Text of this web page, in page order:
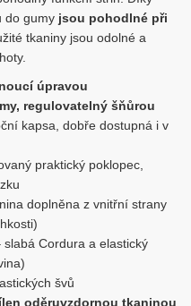
do gumy jsou pohodlné při
tkaniny jsou odolné a
úpravou
regulovatelný šňůrou
kapsa, dobře dostupná i v
praktický poklopec,
doplněna z vnitřní strany
Cordura a elastický
švů
oděruvzdornou tkaninou